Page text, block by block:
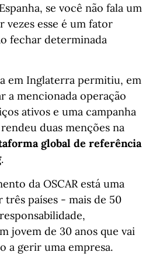
se você não fala um
esse é um fator
fechar determinada
em Inglaterra permitiu, em
a mencionada operação
ativos e uma campanha
duas menções na
global de referência
.
da OSCAR está uma
países - mais de 50
jovem de 30 anos que vai
a gerir uma empresa.